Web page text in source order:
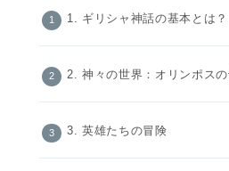
1. ギリシャ神話の基本とは？
2. 神々の世界：オリンポスの
3. 英雄たちの冒険